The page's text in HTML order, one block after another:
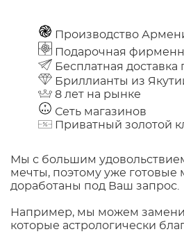
Производство
Подарочная
Бесплатная доставка
Бриллианты из
8 лет на рынке
Сеть магазинов
Приватный золотой
Мы с большим
мечты, поэтому уже готовые
доработаны под Ваш запрос.
Например, мы можем
которые астрологически